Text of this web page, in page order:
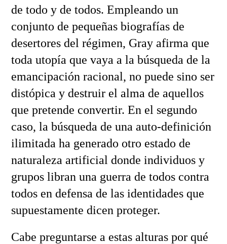
de todo y de todos. Empleando un
conjunto de pequeñas biografías de
desertores del régimen, Gray afirma que
toda utopía que vaya a la búsqueda de la
emancipación racional, no puede sino ser
distópica y destruir el alma de aquellos
que pretende convertir. En el segundo
caso, la búsqueda de una auto-definición
ilimitada ha generado otro estado de
naturaleza artificial donde individuos y
grupos libran una guerra de todos contra
todos en defensa de las identidades que
supuestamente dicen proteger.
Cabe preguntarse a estas alturas por qué